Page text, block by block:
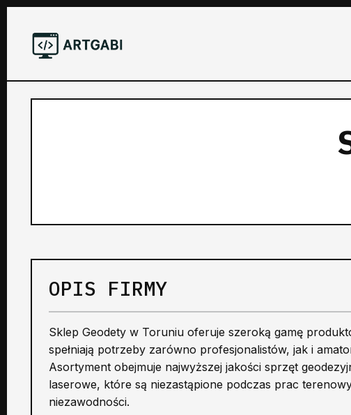
OPIS FIRMY
Sklep Geodety w Toruniu oferuje szeroką gamę
spełniają potrzeby zarówno profesjonalistów, jak i
Asortyment obejmuje najwyższej jakości sprzęt
laserowe, które są niezastąpione podczas prac
niezawodności.